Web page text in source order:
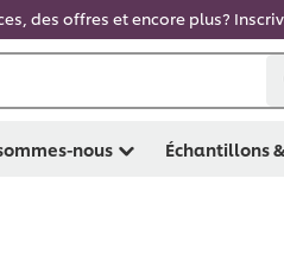
des offres et encore plus?
nous Échantillons